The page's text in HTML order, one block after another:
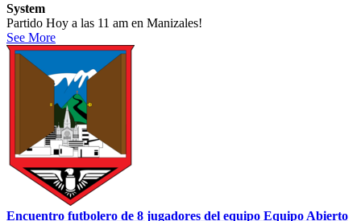
System
Partido Hoy a las 11 am en Manizales!
See More
Encuentro futbolero de 8 jugadores del equipo Equipo Abierto